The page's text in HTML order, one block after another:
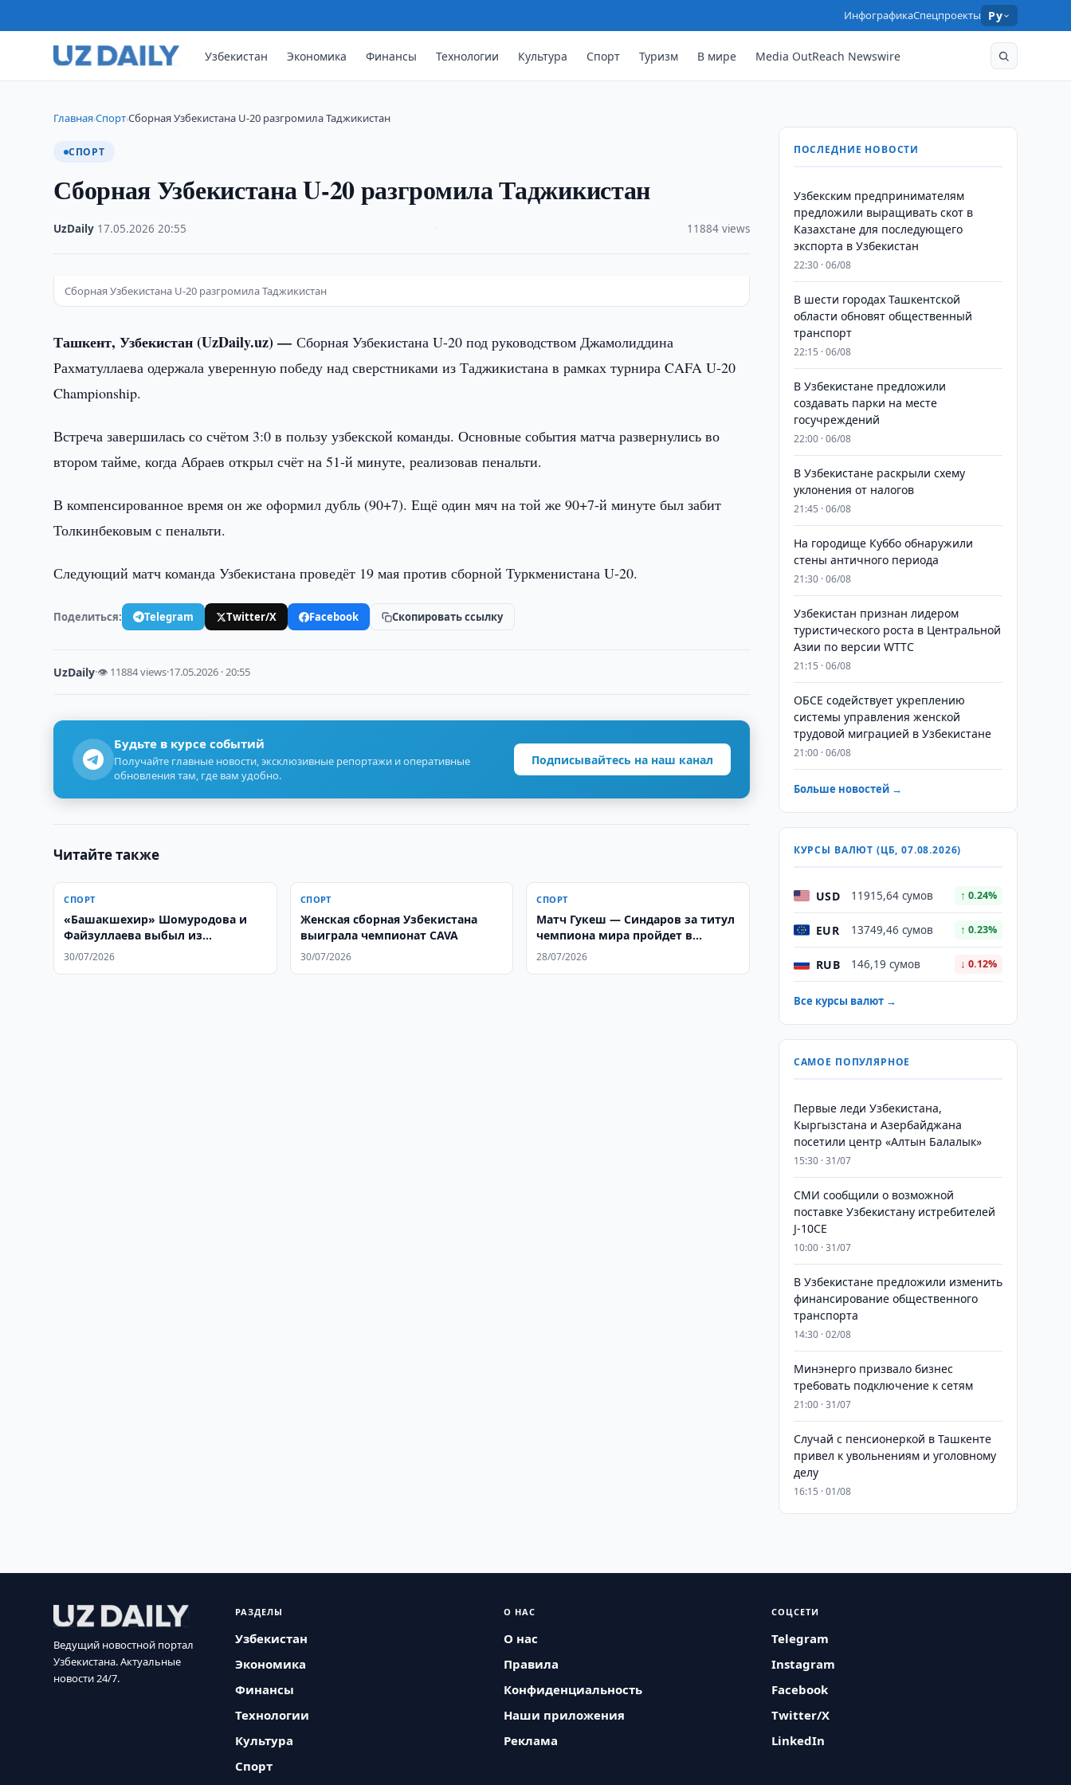
ИнфографикаСпецпроекты Ру
Узбекистан Экономика Финансы Технологии Культура Спорт Туризм В мире Media OutReach Newswire
Главная›Спорт›Сборная Узбекистана U-20 разгромила Таджикистан
СПОРТ
Сборная Узбекистана U-20 разгромила Таджикистан
UzDaily 17.05.2026 ·20:55 11884 views
Сборная Узбекистана U-20 разгромила Таджикистан
Ташкент, Узбекистан (UzDaily.uz) —Сборная Узбекистана U-20 под руководством Джамолиддина
Рахматуллаева одержала уверенную победу над сверстниками из Таджикистана в рамках турнира CAFA U-20
Championship.
Встреча завершилась со счётом 3:0 в пользу узбекской команды. Основные события матча развернулись во
втором тайме, когда Абраев открыл счёт на 51-й минуте, реализовав пенальти.
В компенсированное время он же оформил дубль (90+7). Ещё один мяч на той же 90+7-й минуте был забит
Толкинбековым с пенальти.
Следующий матч команда Узбекистана проведёт 19 мая против сборной Туркменистана U-20.
Поделиться: Telegram Twitter/X Facebook Скопировать ссылку
UzDaily·👁 11884 views·17.05.2026 · 20:55
Будьте в курсе событий
Получайте главные новости, эксклюзивные репортажи и оперативные
обновления там, где вам удобно.
Подписывайтесь на наш канал
Читайте также
СПОРТ
«Башакшехир» Шомуродова и
Файзуллаева выбыл из
еврокубков
30/07/2026
СПОРТ
Женская сборная Узбекистана
выиграла чемпионат CAVA
30/07/2026
СПОРТ
Матч Гукеш — Синдаров за титул
чемпиона мира пройдет в
Женеве
28/07/2026
ПОСЛЕДНИЕ НОВОСТИ
Узбекским предпринимателям
предложили выращивать скот в
Казахстане для последующего
экспорта в Узбекистан
22:30 · 06/08
В шести городах Ташкентской
области обновят общественный
транспорт
22:15 · 06/08
В Узбекистане предложили
создавать парки на месте
госучреждений
22:00 · 06/08
В Узбекистане раскрыли схему
уклонения от налогов
21:45 · 06/08
На городище Куббо обнаружили
стены античного периода
21:30 · 06/08
Узбекистан признан лидером
туристического роста в Центральной
Азии по версии WTTC
21:15 · 06/08
ОБСЕ содействует укреплению
системы управления женской
трудовой миграцией в Узбекистане
21:00 · 06/08
Больше новостей →
КУРСЫ ВАЛЮТ (ЦБ, 07.08.2026)
USD 11915,64 сумов ↑ 0.24%
EUR 13749,46 сумов ↑ 0.23%
RUB 146,19 сумов ↓ 0.12%
Все курсы валют →
САМОЕ ПОПУЛЯРНОЕ
Первые леди Узбекистана,
Кыргызстана и Азербайджана
посетили центр «Алтын Балалык»
15:30 · 31/07
СМИ сообщили о возможной
поставке Узбекистану истребителей
J-10CE
10:00 · 31/07
В Узбекистане предложили изменить
финансирование общественного
транспорта
14:30 · 02/08
Минэнерго призвало бизнес
требовать подключение к сетям
21:00 · 31/07
Случай с пенсионеркой в Ташкенте
привел к увольнениям и уголовному
делу
16:15 · 01/08
Ведущий новостной портал
Узбекистана. Актуальные
новости 24/7.
РАЗДЕЛЫ
Узбекистан
Экономика
Финансы
Технологии
Культура
Спорт
О НАС
О нас
Правила
Конфиденциальность
Наши приложения
Реклама
СОЦСЕТИ
Telegram
Instagram
Facebook
Twitter/X
LinkedIn